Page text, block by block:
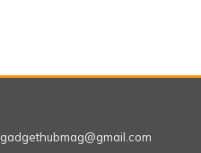
gadgethubmag@gmail.com